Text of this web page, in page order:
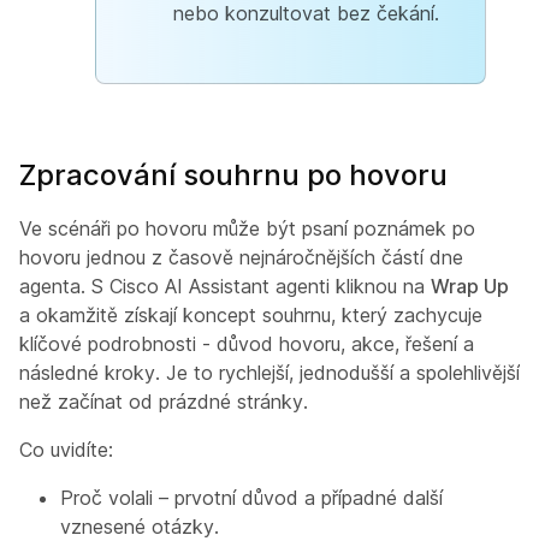
nebo konzultovat bez čekání.
Zpracování souhrnu po hovoru
Ve scénáři po hovoru může být psaní poznámek po
hovoru jednou z časově nejnáročnějších částí dne
agenta. S Cisco AI Assistant agenti kliknou na Wrap Up
a okamžitě získají koncept souhrnu, který zachycuje
klíčové podrobnosti - důvod hovoru, akce, řešení a
následné kroky. Je to rychlejší, jednodušší a spolehlivější
než začínat od prázdné stránky.
Co uvidíte:
Proč volali – prvotní důvod a případné další
vznesené otázky.